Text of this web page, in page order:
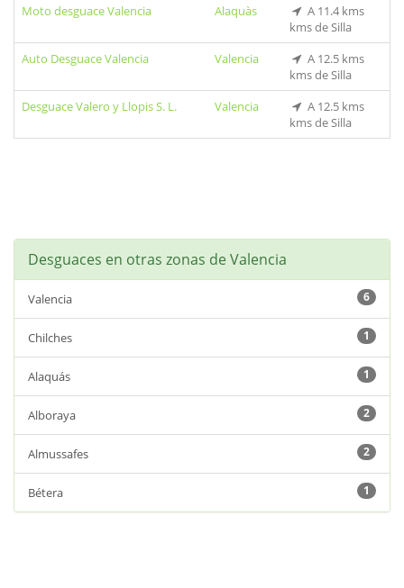
Moto desguace Valencia
Alaquàs
A 11.4 kms
kms de Silla
Auto Desguace Valencia
Valencia
A 12.5 kms
kms de Silla
Desguace Valero y Llopis S. L.
Valencia
A 12.5 kms
kms de Silla
Desguaces en otras zonas de Valencia
Valencia 6
Chilches 1
Alaquás 1
Alboraya 2
Almussafes 2
Bétera 1